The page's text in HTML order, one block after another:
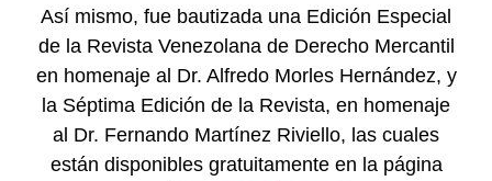
Así mismo, fue bautizada una Edición Especial
de la Revista Venezolana de Derecho Mercantil
en homenaje al Dr. Alfredo Morles Hernández, y
la Séptima Edición de la Revista, en homenaje
al Dr. Fernando Martínez Riviello, las cuales
están disponibles gratuitamente en la página